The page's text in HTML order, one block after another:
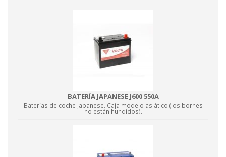
BATERÍA JAPANESE J600 550A
Baterías de coche japanese. Caja modelo asiático (los bornes
no están hundidos).